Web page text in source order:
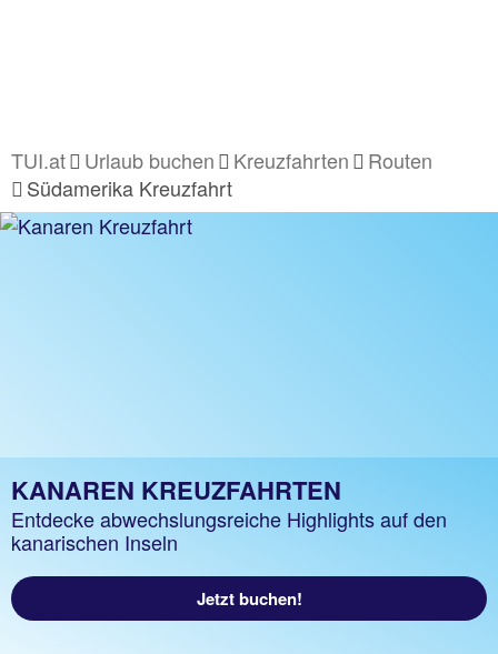
TUI.at Urlaub buchen Kreuzfahrten
Routen
Südamerika Kreuzfahrt
KANAREN KREUZFAHRTEN
Entdecke abwechslungsreiche Highlights auf den
kanarischen Inseln
Jetzt buchen!